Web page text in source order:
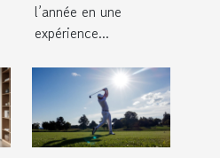
l’année en une
expérience...